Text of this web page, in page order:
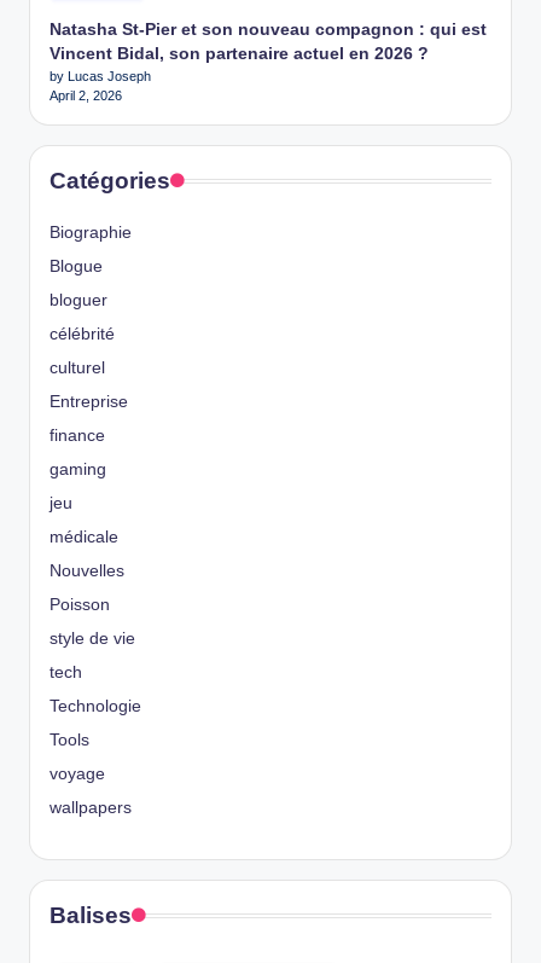
Natasha St-Pier et son nouveau compagnon : qui est
Vincent Bidal, son partenaire actuel en 2026 ?
by Lucas Joseph
April 2, 2026
Catégories
Biographie
Blogue
bloguer
célébrité
culturel
Entreprise
finance
gaming
jeu
médicale
Nouvelles
Poisson
style de vie
tech
Technologie
Tools
voyage
wallpapers
Balises